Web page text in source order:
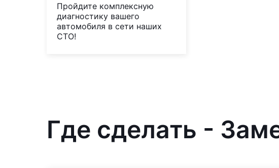
Пройдите комплексную
диагностику вашего
автомобиля в сети наших
СТО!
Где сделать -